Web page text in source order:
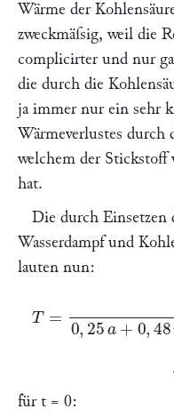
Wärme der
zweckmäſsig, weil die
complicirter und nur
die durch die
ja immer nur ein sehr
Wärmeverlustes durch
welchem der Stickstoff
hat.
Die durch Einsetzen
Wasserdampf und
lauten nun:
für t = 0: